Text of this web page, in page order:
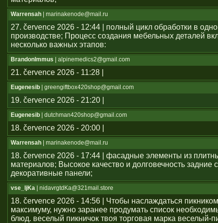
Warrensah | marinakenode@mail.ru
27. července 2026 - 12:44 | полный цикл обработки в
производстве; Процесс создания мебельных деталей
несколько важных этапов:
BrandonImmus | alpinemedics2@gmail.com
21. července 2026 - 11:28 |
Eugenesib | greengiftbox420shop@gmail.com
19. července 2026 - 21:20 |
Eugenesib | dutchman420shop@gmail.com
18. července 2026 - 20:00 |
Warrensah | marinakenode@mail.ru
18. července 2026 - 17:44 | фасадные элементы из
материалов; Высокое качество и долговечность задние
декоративные панели;
vse_ljKa | nidavrgtdKa@321mail.store
18. července 2026 - 14:56 | Чтобы наслаждаться
максимуму, нужно заранее продумать список
блюд. веселый пикничок твоя торговая марка веселый-